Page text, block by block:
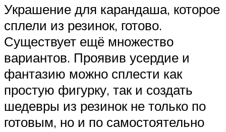
Украшение для карандаша, которое
сплели из резинок, готово.
Существует ещё множество
вариантов. Проявив усердие и
фантазию можно сплести как
простую фигурку, так и создать
шедевры из резинок не только по
готовым, но и по самостоятельно